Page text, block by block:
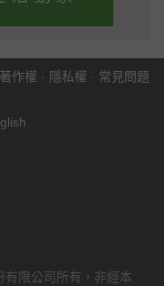
著作權 · 隱私權 · 常見問題
有限公司所有，非經本